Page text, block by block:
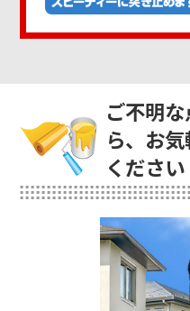
ご不明
ら、お
ください